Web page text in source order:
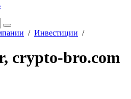
/ Инвестиции /
crypto-bro.com